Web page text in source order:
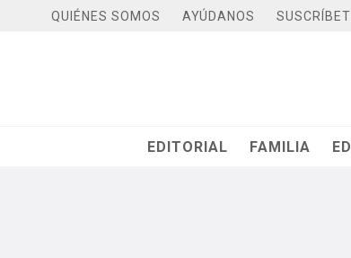
QUIÉNES SOMOS AYÚDANOS
EDITORIAL FAMILIA